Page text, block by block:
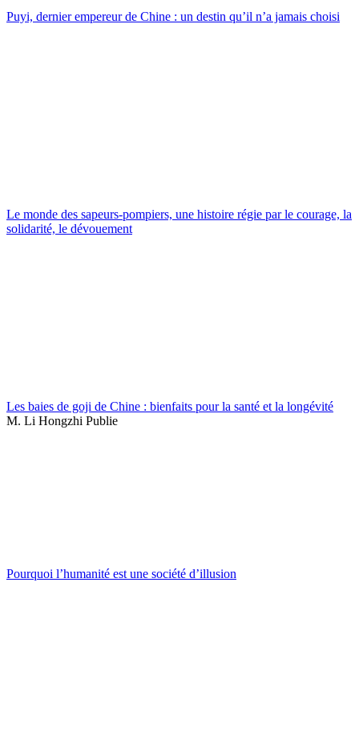
Puyi, dernier empereur de Chine : un destin qu’il n’a jamais choisi
Le monde des sapeurs-pompiers, une histoire régie par le courage, la
solidarité, le dévouement
Les baies de goji de Chine : bienfaits pour la santé et la longévité
M. Li Hongzhi Publie
Pourquoi l’humanité est une société d’illusion